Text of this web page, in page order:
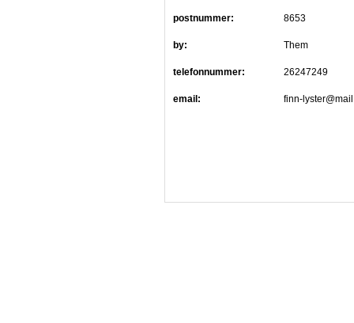
postnummer: 8653
by: Them
telefonnummer: 26247249
email: finn-